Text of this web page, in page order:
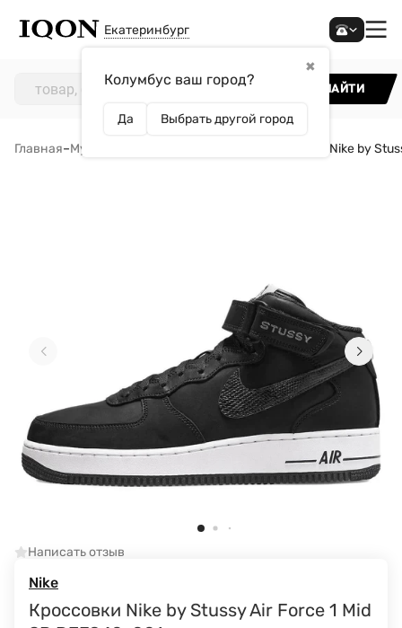
Екатеринбург
✖
Колумбус ваш город?
Да Выбрать другой город
НАЙТИ
Главная–Мужчинам Кроссовки Nike by
Написать отзыв
Nike
Кроссовки Nike by Stussy Air Force 1 Mid